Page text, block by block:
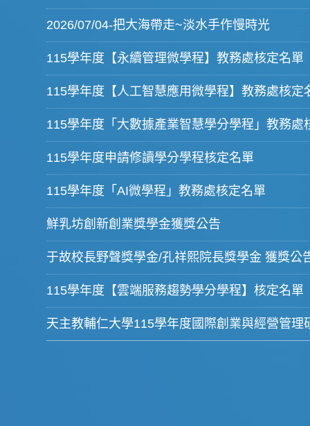
2026/07/04-把大海帶走~淡水手作慢時光
115學年度【永續管理微學程】教務處核定名單
115學年度【人工智慧應用微學程】教務處核定
115學年度「大數據產業智慧學分學程」教務處
115學年度申請修讀學分學程核定名單
115學年度「AI微學程」教務處核定名單
鮮乳坊創新創業獎學金獲獎公告
于故校長野聲獎學金/孔祥熙院長獎學金 獲獎公
115學年度【雲端服務趨勢學分學程】核定名單
天主教輔仁大學115學年度國際創業與經營管